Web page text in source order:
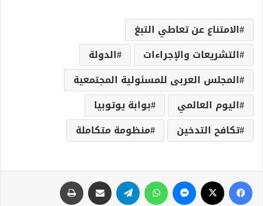
الامتناع عن تعاطي التبغ
التشريعات والإجراءات
الدولة
المجلس العربى للمسئولية المجتمعية
اليوم العالمي
بوابة يوتوبيا
تكافح التدخين
منظومة متكاملة